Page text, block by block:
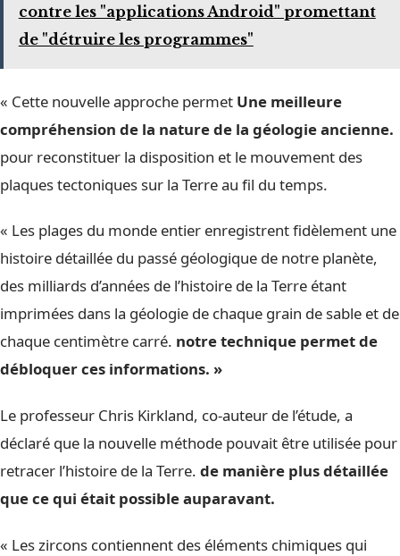
contre les "applications Android" promettant
de "détruire les programmes"
« Cette nouvelle approche permet Une meilleure
compréhension de la nature de la géologie ancienne.
pour reconstituer la disposition et le mouvement des
plaques tectoniques sur la Terre au fil du temps.
« Les plages du monde entier enregistrent fidèlement une
histoire détaillée du passé géologique de notre planète,
des milliards d’années de l’histoire de la Terre étant
imprimées dans la géologie de chaque grain de sable et de
chaque centimètre carré. notre technique permet de
débloquer ces informations. »
Le professeur Chris Kirkland, co-auteur de l’étude, a
déclaré que la nouvelle méthode pouvait être utilisée pour
retracer l’histoire de la Terre. de manière plus détaillée
que ce qui était possible auparavant.
« Les zircons contiennent des éléments chimiques qui